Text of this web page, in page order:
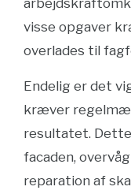
visse opgaver
overlades til
Endelig er det
kræver
resultatet.
facaden,
reparation af